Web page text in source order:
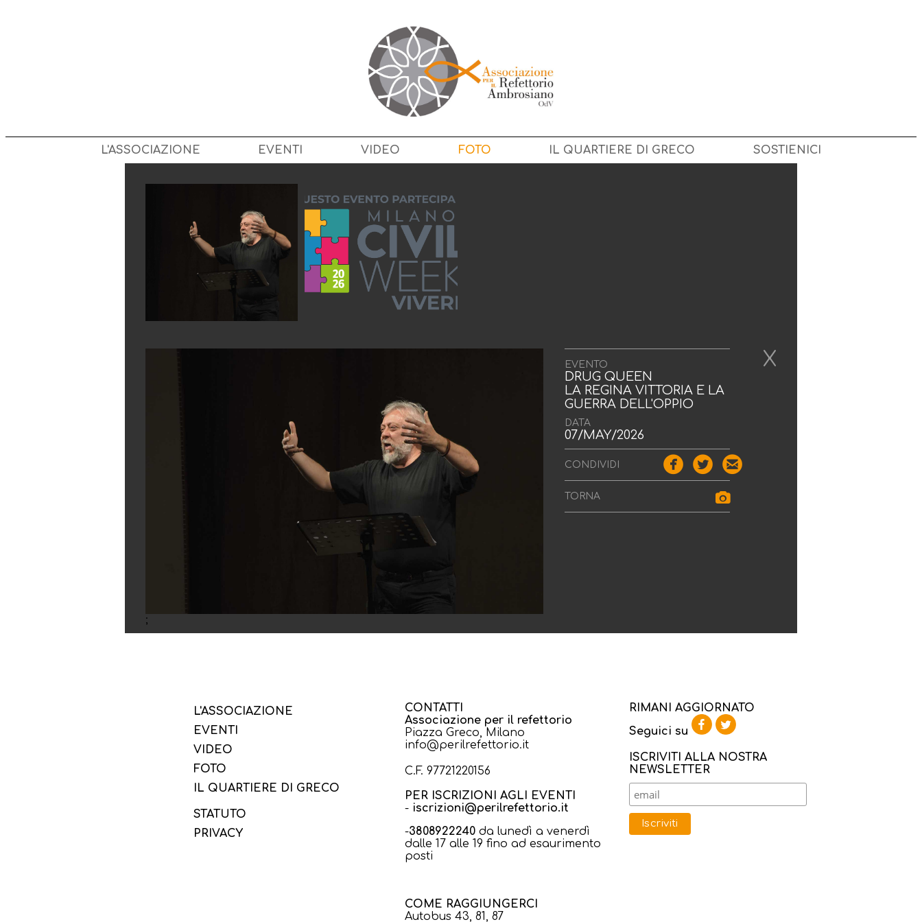
L'ASSOCIAZIONE EVENTI VIDEO FOTO IL QUARTIERE DI GRECO SOSTIENICI
EVENTO
DRUG QUEEN
LA REGINA VITTORIA E LA
GUERRA DELL'OPPIO
DATA
07/MAY/2026
CONDIVIDI   
TORNA
X
;
L'ASSOCIAZIONE
EVENTI
VIDEO
FOTO
IL QUARTIERE DI GRECO
STATUTO
PRIVACY
CONTATTI
Associazione per il refettorio
Piazza Greco, Milano
info@perilrefettorio.it
C.F. 97721220156
PER ISCRIZIONI AGLI EVENTI
- iscrizioni@perilrefettorio.it
-3808922240 da lunedì a venerdì
dalle 17 alle 19 fino ad esaurimento
posti
COME RAGGIUNGERCI
Autobus 43, 81, 87
RIMANI AGGIORNATO
Seguici su
ISCRIVITI ALLA NOSTRA
NEWSLETTER